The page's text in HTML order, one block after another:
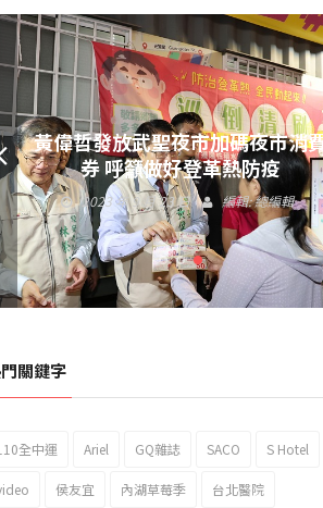
黃偉哲發放武聖夜市加碼夜市消
券 呼籲做好登革熱防疫
2023 年 9 月 23 日 編輯:總編輯
關鍵字
全中運 Ariel GQ雜誌 SACO S Hotel
侯友宜 內湖草莓季 台北醫院